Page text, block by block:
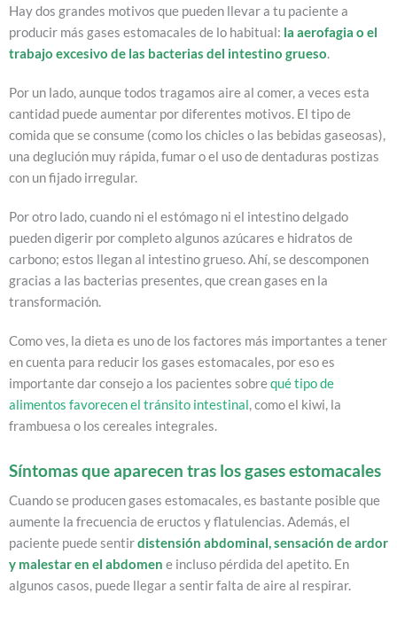
Hay dos grandes motivos que pueden llevar a tu paciente a
producir más gases estomacales de lo habitual: la aerofagia o el
trabajo excesivo de las bacterias del intestino grueso.
Por un lado, aunque todos tragamos aire al comer, a veces esta
cantidad puede aumentar por diferentes motivos. El tipo de
comida que se consume (como los chicles o las bebidas gaseosas),
una deglución muy rápida, fumar o el uso de dentaduras postizas
con un fijado irregular.
Por otro lado, cuando ni el estómago ni el intestino delgado
pueden digerir por completo algunos azúcares e hidratos de
carbono; estos llegan al intestino grueso. Ahí, se descomponen
gracias a las bacterias presentes, que crean gases en la
transformación.
Como ves, la dieta es uno de los factores más importantes a tener
en cuenta para reducir los gases estomacales, por eso es
importante dar consejo a los pacientes sobrequé tipo de
alimentos favorecen el tránsito intestinal, como el kiwi, la
frambuesa o los cereales integrales.
Síntomas que aparecen tras los gases estomacales
Cuando se producen gases estomacales, es bastante posible que
aumente la frecuencia de eructos y flatulencias. Además, el
paciente puede sentirdistensión abdominal, sensación de ardor
y malestar en el abdomen e incluso pérdida del apetito. En
algunos casos, puede llegar a sentir falta de aire al respirar.